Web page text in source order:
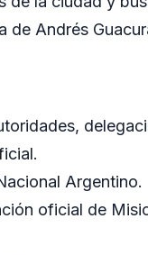
de Andrés
Argentino.
oficial de